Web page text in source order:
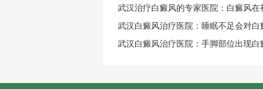
武汉治疗白癜风的专家医院：白癜风在
武汉白癜风治疗医院：睡眠不足会对白
武汉白癜风治疗医院：手脚部位出现白